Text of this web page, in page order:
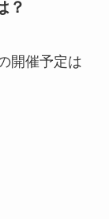
？
開催予定は